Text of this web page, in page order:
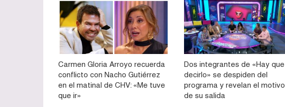
Carmen Gloria Arroyo recuerda
conflicto con Nacho Gutiérrez
en el matinal de CHV: «Me tuve
que ir»
Dos integrantes de «Hay que
decirlo» se despiden del
programa y revelan el motivo
de su salida